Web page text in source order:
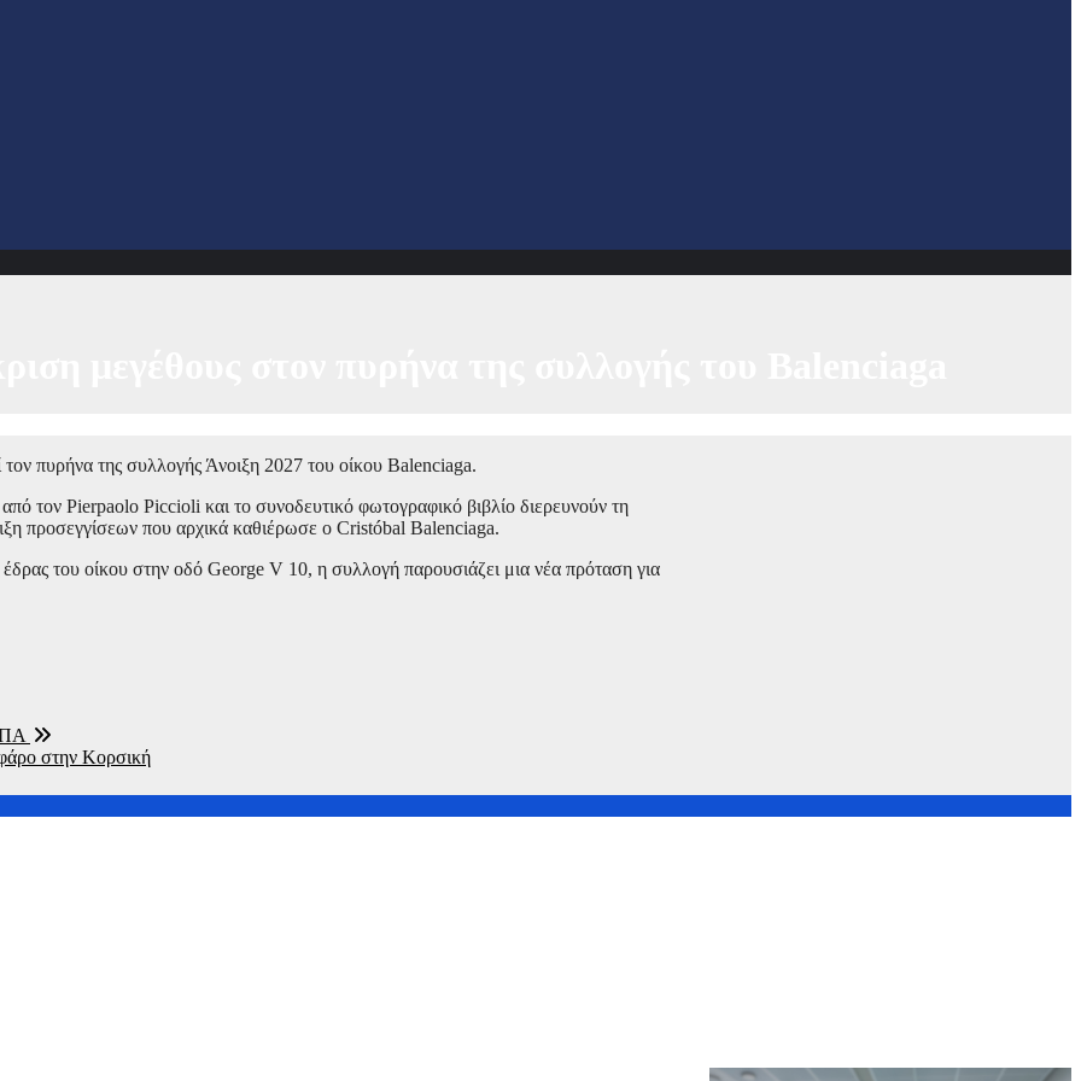
πυρήνα της συλλογής Άνοιξη 2027 του οίκου Balenciaga.
τον Pierpaolo Piccioli και το συνοδευτικό φωτογραφικό βιβλίο διερευνούν τη
προσεγγίσεων που αρχικά καθιέρωσε ο Cristóbal Balenciaga.
του οίκου στην οδό George V 10, η συλλογή παρουσιάζει μια νέα πρόταση για
στην Κορσική